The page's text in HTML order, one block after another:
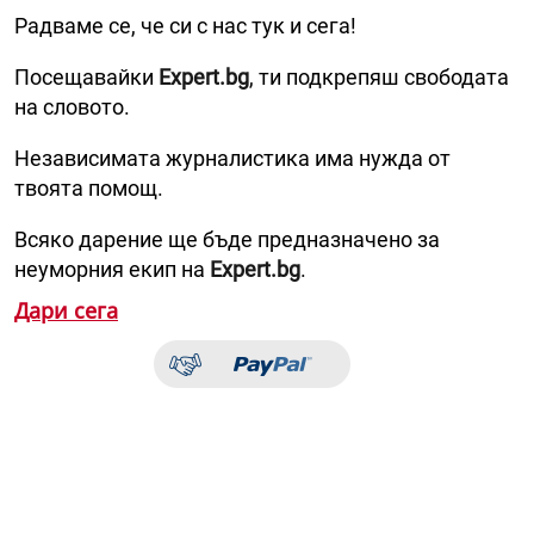
Радваме се, че си с нас тук и сега!
Посещавайки Expert.bg, ти подкрепяш свободата
на словото.
Независимата журналистика има нужда от
твоята помощ.
Всяко дарение ще бъде предназначено за
неуморния екип на Expert.bg.
Дари сега